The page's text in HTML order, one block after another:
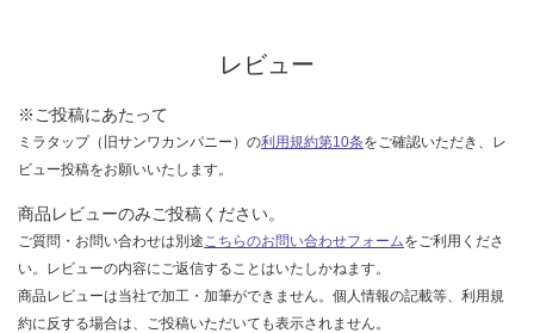
レビュー
※ご投稿にあたって
ミラタップ（旧サンワカンパニー）の利用規約第10条をご確認いただき、レ
ビュー投稿をお願いいたします。
商品レビューのみご投稿ください。
ご質問・お問い合わせは別途 こちらのお問い合わせフォームをご利用くださ
い。レビューの内容にご返信することはいたしかねます。
商品レビューは当社で加工・加筆ができません。個人情報の記載等、利用規
約に反する場合は、ご投稿いただいても表示されません。